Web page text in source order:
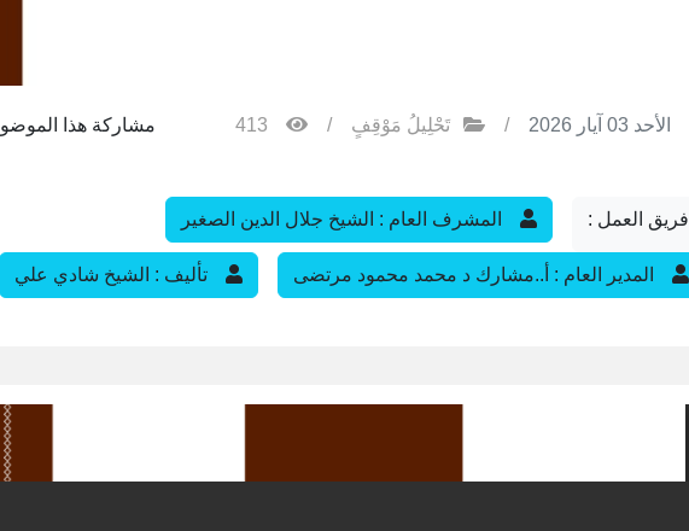
الأحد 03 آيار 2026 / تَحْلِيلُ مَوْقِفٍ / مشاركة هذا
فريق العمل : المشرف العام : الشيخ جلال الدين الصغير
المدير العام : أ..مشارك د محمد محمود مرتضى تأليف : الشيخ شادي علي